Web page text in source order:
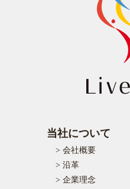
当社について
> 会社概要
> 沿革
> 企業理念